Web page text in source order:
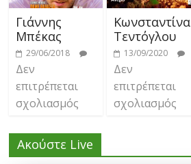
Γιάννης
Μπέκας
29/06/2018
Δεν
επιτρέπεται
σχολιασμός
Κωνσταντίνα
Τεντόγλου
13/09/2020
Δεν
επιτρέπεται
σχολιασμός
Ακούστε Live